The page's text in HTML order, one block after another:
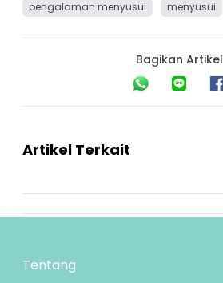
pengalaman menyusui
menyusui
Bagikan Artikel
Artikel Terkait
Tentang